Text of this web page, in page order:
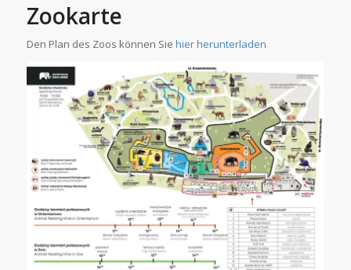
Zookarte
Den Plan des Zoos können Sie hier herunterladen